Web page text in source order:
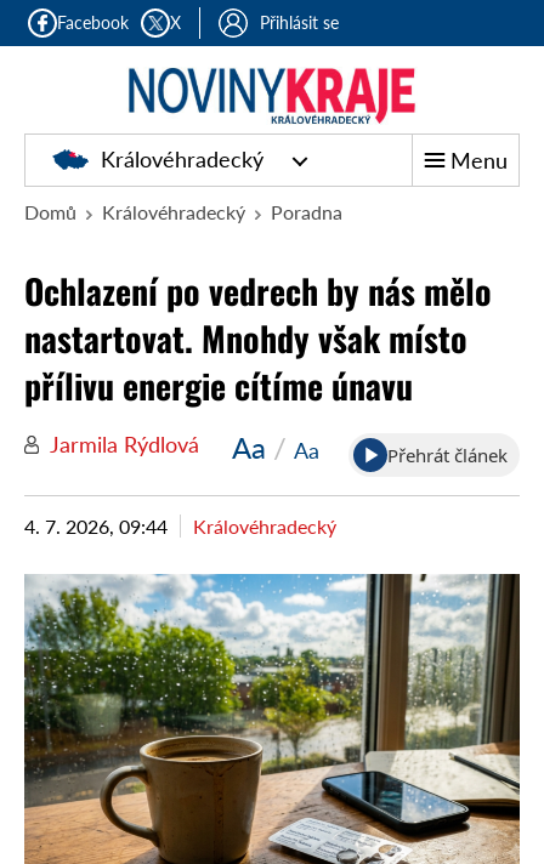
Facebook X Přihlásit se
Královéhradecký Menu
Domů Královéhradecký Poradna
Ochlazení po vedrech by nás mělo
nastartovat. Mnohdy však místo
přílivu energie cítíme únavu
Jarmila Rýdlová Aa / Aa Přehrát článek
4. 7. 2026, 09:44 Královéhradecký